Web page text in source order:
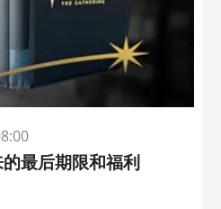
最后期限和福利